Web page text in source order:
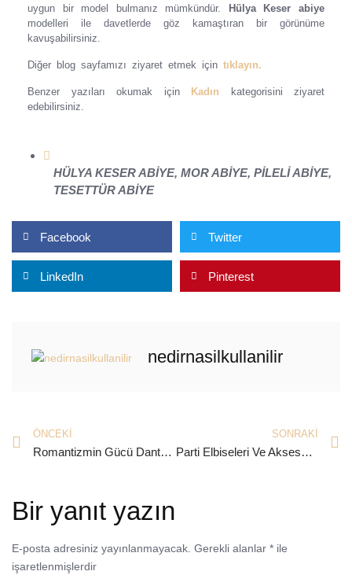
uygun bir model bulmanız mümkündür.
Hülya Keser abiye
modelleri ile davetlerde göz kamaştıran bir görünüme
kavuşabilirsiniz.
Diğer blog sayfamızı ziyaret etmek için tıklayın.
Benzer yazıları okumak için Kadın kategorisini ziyaret
edebilirsiniz.
HÜLYA KESER ABIYE, MOR ABIYE, PILELI ABIYE,
TESETTÜR ABIYE
Facebook Twitter
LinkedIn Pinterest
nedirnasilkullanilir
ÖNCEKI
Romantizmin Gücü Dantel Elbise Modelleri
SONRAKI
Parti Elbiseleri Ve Aksesuar Kullanımı
Bir yanıt yazın
E-posta adresiniz yayınlanmayacak. Gerekli alanlar * ile
işaretlenmişlerdir